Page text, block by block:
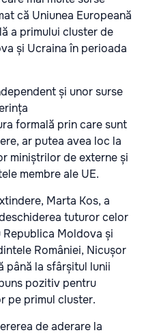
că Uniunea Europeană
a primului cluster de
și Ucraina în perioada
și unor surse
formală prin care sunt
ar putea avea loc la
miniștrilor de externe și
membre ale UE.
Marta Kos, a
tuturor celor
Moldova și
României, Nicușor
până la sfârșitul lunii
pozitiv pentru
pe primul cluster.
de aderare la